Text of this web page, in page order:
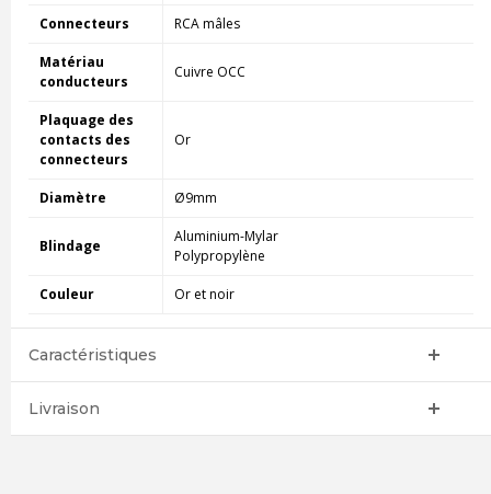
Connecteurs RCA mâles
Matériau
conducteurs
Cuivre OCC
Plaquage des
contacts des
connecteurs
Or
Diamètre Ø9mm
Blindage
Aluminium-Mylar
Polypropylène
Couleur Or et noir
Caractéristiques
Livraison